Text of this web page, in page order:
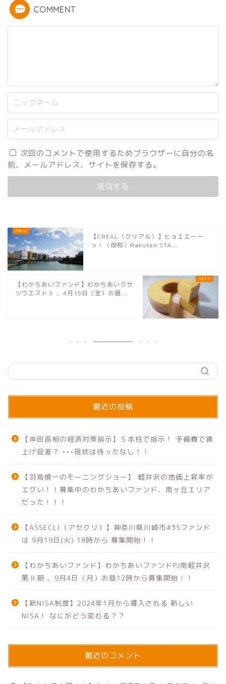
COMMENT
次回のコメントで使用するためブラウザーに自分の名
前、メールアドレス、サイトを保存する。
【CREAL（クリアル）】ヒョエエーー
ッ！（仮称）Rakuten STA...
【わかちあいファンド】わかちあいクサ
ツウエストⅡ 、4月15日（金）お昼...
最近の投稿
【岸田首相の経済対策指示】５本柱で指示！ 予備費で賃
上げ促進？ •••現状は待ったなし！！
【羽鳥慎一のモーニングショー】 軽井沢の地価上昇率が
エグい！！募集中のわかちあいファンド、南ヶ丘エリア
だった！！！
【ASSECLI（アセクリ）】神奈川県川崎市#35ファンド
は 9月19日(火) 18時から 募集開始！！
【わかちあいファンド】わかちあいファンドPJ南軽井沢
第Ⅱ期 、9月4日（月）お昼12時から募集開始！！
【新NISA制度】2024年1月から導入される 新しい
NISA！ なにがどう変わる？？
最近のコメント